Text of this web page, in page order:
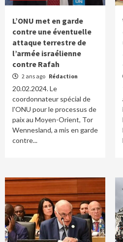
L’ONU met en garde
contre une éventuelle
attaque terrestre de
l’armée israélienne
contre Rafah
2 ans ago Rédaction
20.02.2024. Le
coordonnateur spécial de
l'ONU pour le processus de
paix au Moyen-Orient, Tor
Wennesland, a mis en garde
contre...